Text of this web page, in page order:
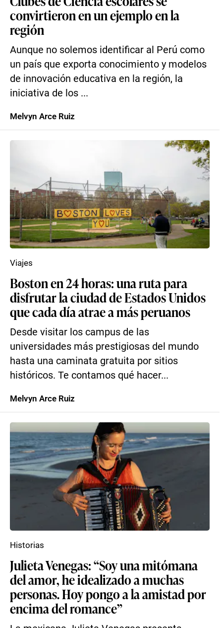
convirtieron en un ejemplo en la
región
Aunque no solemos identificar al Perú como
un país que exporta conocimiento y modelos
de innovación educativa en la región, la
iniciativa de los ...
Melvyn Arce Ruiz
Boston en 24 horas: una ruta para
disfrutar la ciudad de Estados Unidos
que cada día atrae a más peruanos
Desde visitar los campus de las
universidades más prestigiosas del mundo
hasta una caminata gratuita por sitios
históricos. Te contamos qué hacer...
Viajes
Melvyn Arce Ruiz
Julieta Venegas: “Soy una mitómana
del amor, he idealizado a muchas
personas. Hoy pongo a la amistad por
encima del romance”
Historias